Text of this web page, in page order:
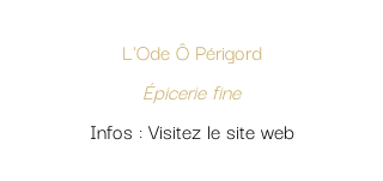
L'Ode Ô Périgord
Épicerie fine
Infos : Visitez le site web